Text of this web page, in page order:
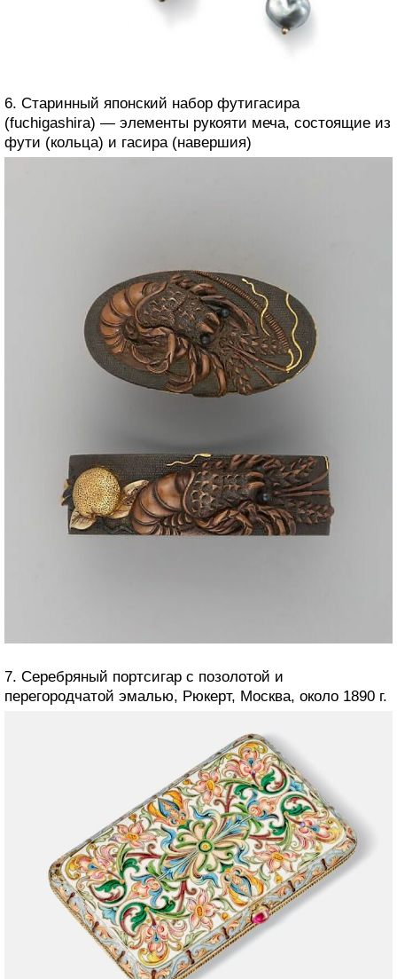
6. Старинный японский набор футигасира
(fuchigashira) — элементы рукояти меча, состоящие из
фути (кольца) и гасира (навершия)
7. Серебряный портсигар с позолотой и
перегородчатой ​​эмалью, Рюкерт, Москва, около 1890 г.